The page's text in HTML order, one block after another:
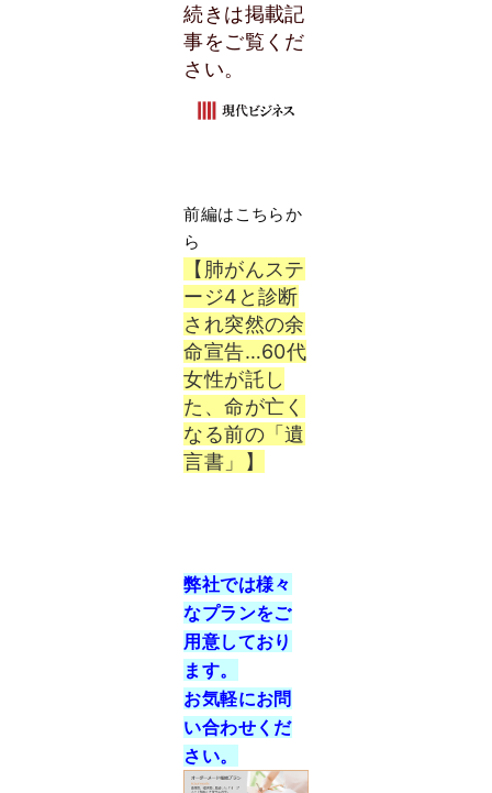
続きは掲載記
事をご覧くだ
さい。
前編はこちらか
ら
【肺がんステ
ージ4と診断
され突然の余
命宣告…60代
女性が託し
た、命が亡く
なる前の「遺
言書」】
弊社では様々
なプランをご
用意しており
ます。
お気軽にお問
い合わせくだ
さい。